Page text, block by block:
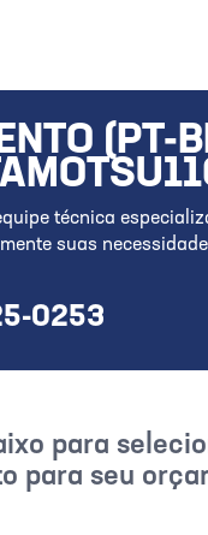
(PT-
técnica
suas
0253
para
para seu